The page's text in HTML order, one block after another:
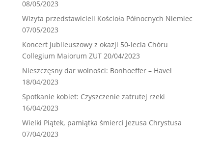
08/05/2023
Wizyta przedstawicieli Kościoła Północnych Niemiec
07/05/2023
Koncert jubileuszowy z okazji 50-lecia Chóru
Collegium Maiorum ZUT 20/04/2023
Nieszczęsny dar wolności: Bonhoeffer – Havel
18/04/2023
Spotkanie kobiet: Czyszczenie zatrutej rzeki
16/04/2023
Wielki Piątek, pamiątka śmierci Jezusa Chrystusa
07/04/2023